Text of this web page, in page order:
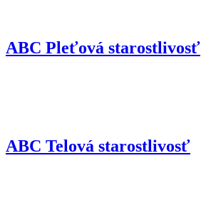
ABC Pleťová starostlivosť
ABC Telová starostlivosť